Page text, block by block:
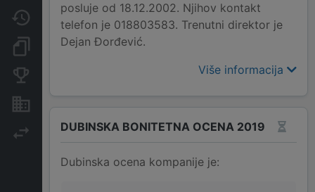
Javne nabavke
Dokumenti i objave
Izvoz
posluje od 18.12.2002. Njihov kontakt
telefon je 018803583. Trenutni direktor je
Dejan Đorđević.
Više informacija
DUBINSKA BONITETNA OCENA 2019
Dubinska ocena kompanije je: